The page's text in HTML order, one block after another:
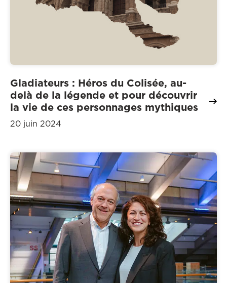
Gladiateurs : Héros du Colisée, au-
delà de la légende et pour découvrir
la vie de ces personnages mythiques
20 juin 2024